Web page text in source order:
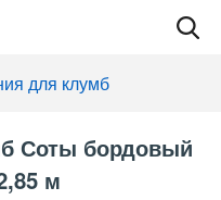
для клумб
Соты бордовый
м